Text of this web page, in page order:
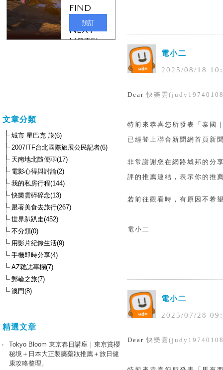
電小二
2025/08/18 10 :
Dear 快樂雲
特前來恭喜您所發表「泰國
已經登上聯合新聞網首頁新
非常謝謝您在網路城邦的分
評的推薦連結，表示你的推
若前往觀看時，有原因不希
電小二
電小二
2025/07/28 09 :
Dear 快樂雲
文章分類
城市 星巴克 旅(6)
2007ITF台北國際旅展公民記者(6)
天南地北隨便聊(17)
電影心得與討論(2)
我的私房行程(144)
快樂雲碎碎念(13)
跟著美食去旅行(267)
世界趴趴走(452)
不分類(0)
用影片紀錄生活(9)
手機即時分享(4)
AZ雜誌專欄(7)
郵輪之旅(7)
澳門(8)
精選文章
Tokyo Bloom 東京春日講座｜東京賞櫻
秘境＋日本大正製藥藥妝推薦＋旅日健
康攻略整理。